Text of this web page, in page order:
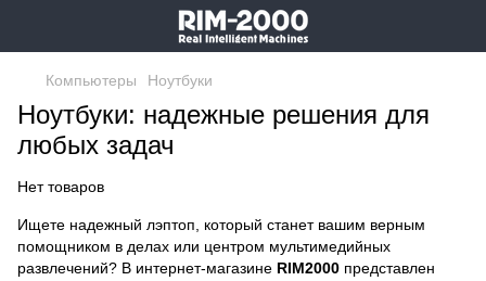
Компьютеры Ноутбуки
Ноутбуки: надежные решения для
любых задач
Нет товаров
Ищете надежный лэптоп, который станет вашим верным
помощником в делах или центром мультимедийных
развлечений? В интернет-магазине RIM2000 представлен